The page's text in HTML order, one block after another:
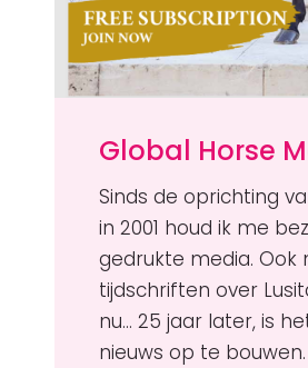
Global Horse
Sinds de oprichting
in 2001 houd ik me
gedrukte media. Ook
tijdschriften over
nu… 25 jaar later, is
nieuws op te bouwen.